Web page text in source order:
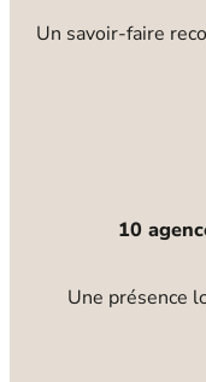
Un savoir-faire
10
Une présence